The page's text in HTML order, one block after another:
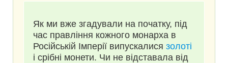
Як ми вже згадували на початку, під
час правління кожного монарха в
Російській Імперії випускалися золоті
і срібні монети. Чи не відставала від